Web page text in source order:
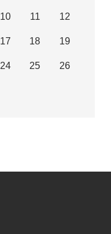
10 11 12
17 18 19
24 25 26